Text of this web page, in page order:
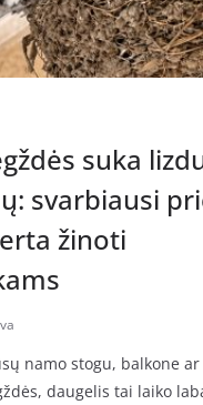
suka
svarbiausi
žinoti
namo stogu, balkone
daugelis tai laiko